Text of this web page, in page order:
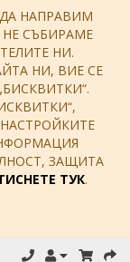
НАПРАВИМ
СЪБИРАМЕ
НИ.
НИ, ВИЕ СЕ
ЗАЩИТА
ТУК.